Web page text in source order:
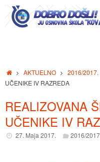
Skip
content
HomeAKTUELNO 2016/2017.
UČENIKE IV RAZREDA
REALIZOVANA
UČENIKE IV
27. Maja 2017. 2016/